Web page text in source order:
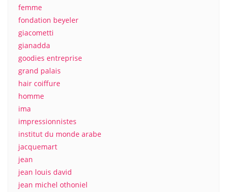
femme
fondation beyeler
giacometti
gianadda
goodies entreprise
grand palais
hair coiffure
homme
ima
impressionnistes
institut du monde arabe
jacquemart
jean
jean louis david
jean michel othoniel